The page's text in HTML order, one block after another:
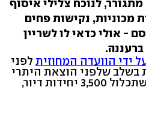
לנוכח צלילי איסוף
מכוניות, נקישות פחים
- אולי כדאי לו לשריין
ידי הוועדה המחוזית לפני
בשלב שלפני הוצאת היתרי
הבנייה. אכלוס השכונה, שתכלול 3,500 יחידות דיור,